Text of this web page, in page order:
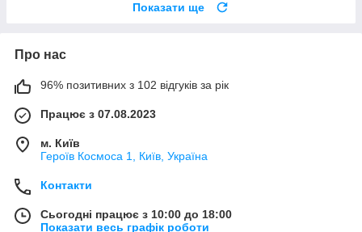
Показати ще
Про нас
96% позитивних з 102 відгуків за рік
Працює з 07.08.2023
м. Київ
Героїв Космоса 1, Київ, Україна
Контакти
Сьогодні працює з 10:00 до 18:00
Показати весь графік роботи